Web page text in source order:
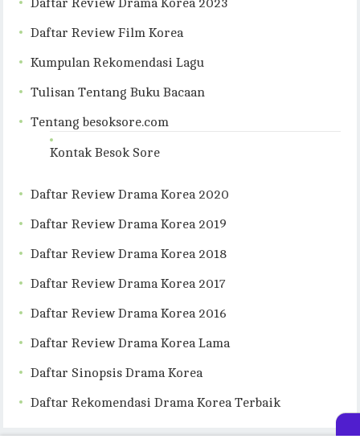
Daftar Review Drama Korea 2023
Daftar Review Film Korea
Kumpulan Rekomendasi Lagu
Tulisan Tentang Buku Bacaan
Tentang besoksore.com
Kontak Besok Sore
Daftar Review Drama Korea 2020
Daftar Review Drama Korea 2019
Daftar Review Drama Korea 2018
Daftar Review Drama Korea 2017
Daftar Review Drama Korea 2016
Daftar Review Drama Korea Lama
Daftar Sinopsis Drama Korea
Daftar Rekomendasi Drama Korea Terbaik